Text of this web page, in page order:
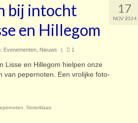
17
NOV 2024
bij intocht
en Hillegom
Evenementen, Nieuws 1
Lisse en Hillegom hielpen onze
van pepernoten. Een vrolijke foto-
, Sinterklaas